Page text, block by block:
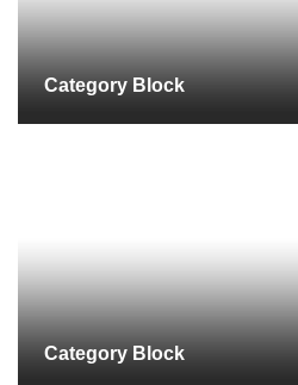
Category Block
Category Block